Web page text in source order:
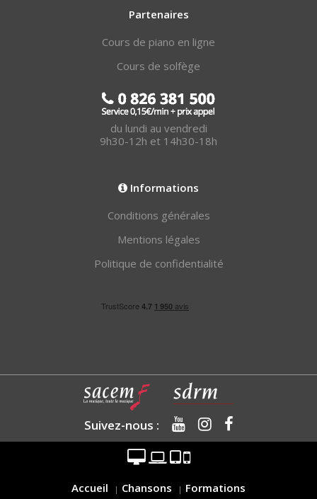
Partenaires
Cours de piano en ligne
Cours de solfège
du lundi au vendredi
9h30-12h et 14h30-18h
Informations
Conditions générales
Mentions légales
Politique de confidentialité
Suivez-nous :
Accueil Chansons Formations